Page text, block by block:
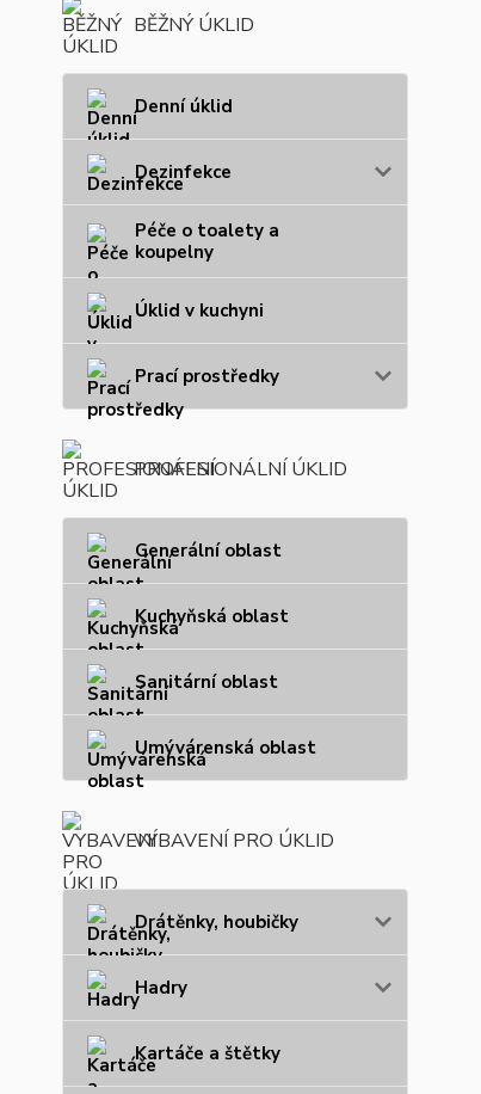
BĚŽNÝ ÚKLID
Denní úklid
Dezinfekce
Péče o toalety a
koupelny
Úklid v kuchyni
Prací prostředky
PROFESIONÁLNÍ ÚKLID
Generální oblast
Kuchyňská oblast
Sanitární oblast
Umývárenská oblast
VYBAVENÍ PRO ÚKLID
Drátěnky, houbičky
Hadry
Kartáče a štětky